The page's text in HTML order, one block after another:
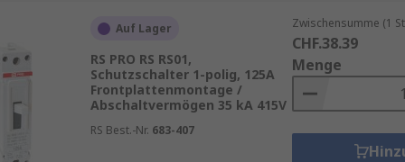
insbesondere auf Nennstrom, Polanzahl, Bauform
industrielle Anwendungen – eine passende Auslegung
Auf Lager
RS PRO RS RS01,
Schutzschalter 1-polig, 125A
Frontplattenmontage /
Abschaltvermögen 35 kA 415V
RS Best.-Nr. 683-407
Zwischensumme (1
CHF.38.39
Menge